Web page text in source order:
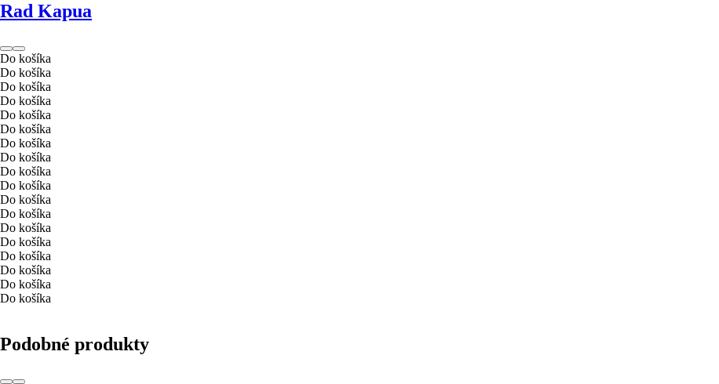
Rad Kapua
Do košíka
Do košíka
Do košíka
Do košíka
Do košíka
Do košíka
Do košíka
Do košíka
Do košíka
Do košíka
Do košíka
Do košíka
Do košíka
Do košíka
Do košíka
Do košíka
Do košíka
Do košíka
Podobné produkty